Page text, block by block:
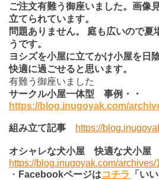
ご注文有難う御座いました。画像
立てられています。
問題ありません。
庭も広いので夏
うです。
ヨシズを小屋に立てかけ小屋を日
快適に過ごせると思います。
有難う御座いました
サークル小屋一体型 事例・・
https://blog.inugoyak.com/
組み立て記事 https://
オシャレな犬小屋 快適な犬小屋
https://blog.inugoyak.com/archives/
・ Facebookページはコチラ
「い